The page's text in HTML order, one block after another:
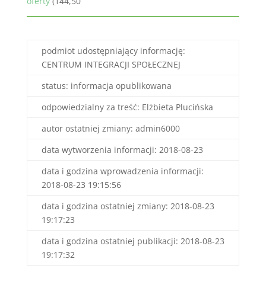
podmiot udostępniający informację:
CENTRUM INTEGRACJI SPOŁECZNEJ
status: informacja opublikowana
odpowiedzialny za treść: Elżbieta Plucińska
autor ostatniej zmiany: admin6000
data wytworzenia informacji: 2018-08-23
data i godzina wprowadzenia informacji:
2018-08-23 19:15:56
data i godzina ostatniej zmiany: 2018-08-23
19:17:23
data i godzina ostatniej publikacji: 2018-08-23
19:17:32